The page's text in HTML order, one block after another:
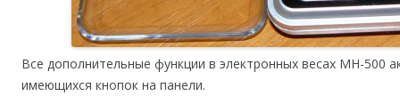
Все дополнительные функции в электронных весах MH-500
имеющихся кнопок на панели.